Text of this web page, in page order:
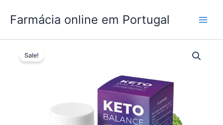
Farmácia online em Portugal
Sale!